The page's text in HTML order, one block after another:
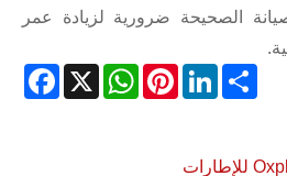
ضرورية لزيادة عمر
Facebook
X
WhatsAppPinterestLinkedIn